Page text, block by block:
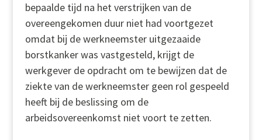
bepaalde tijd na het verstrijken van de
overeengekomen duur niet had voortgezet
omdat bij de werkneemster uitgezaaide
borstkanker was vastgesteld, krijgt de
werkgever de opdracht om te bewijzen dat de
ziekte van de werkneemster geen rol gespeeld
heeft bij de beslissing om de
arbeidsovereenkomst niet voort te zetten.